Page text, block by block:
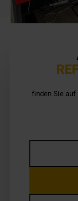
finden Sie